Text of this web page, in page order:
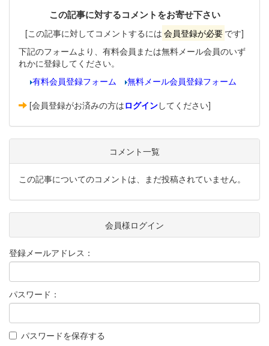
この記事に対するコメントをお寄せ下さい
[この記事に対してコメントするには 会員登録が必要 です]
下記のフォームより、有料会員または無料メール会員のいず
れかに登録してください。
有料会員登録フォーム
無料メール会員登録フォーム
[会員登録がお済みの方はログインしてください]
コメント一覧
この記事についてのコメントは、まだ投稿されていません。
会員様ログイン
登録メールアドレス：
パスワード：
パスワードを保存する